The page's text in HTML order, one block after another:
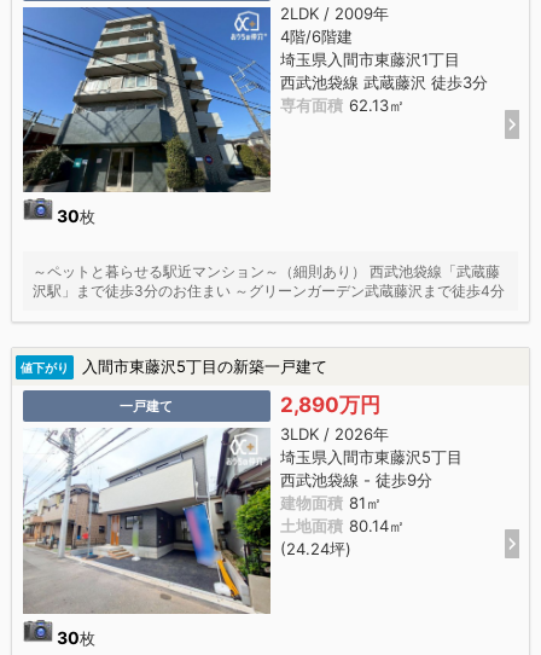
30枚
2LDK / 2009年
4階/6階建
埼玉県入間市東藤沢1丁目
西武池袋線 武蔵藤沢 徒歩3分
専有面積 62.13㎡
～ペットと暮らせる駅近マンション～（細則あり） 西武池袋線「武蔵藤
沢駅」まで徒歩3分のお住まい ～グリーンガーデン武蔵藤沢まで徒歩4分
値下がり 入間市東藤沢5丁目の新築一戸建て
一戸建て
30枚
2,890万円
3LDK / 2026年
埼玉県入間市東藤沢5丁目
西武池袋線 - 徒歩9分
建物面積 81㎡
土地面積 80.14㎡
(24.24坪)